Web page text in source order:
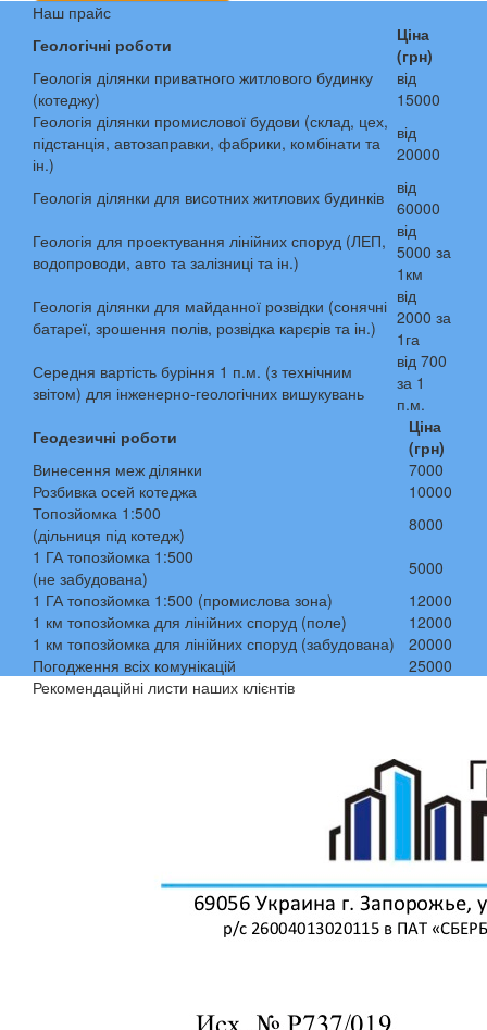
Наш прайс
Геологічні роботи
Ціна
(грн)
Геологія ділянки приватного житлового будинку
(котеджу)
від
15000
Геологія ділянки промислової будови (склад, цех,
підстанція, автозаправки, фабрики, комбінати та
ін.)
від
20000
Геологія ділянки для висотних житлових будинків
від
60000
Геологія для проектування лінійних споруд (ЛЕП,
водопроводи, авто та залізниці та ін.)
від
5000 за
1км
Геологія ділянки для майданної розвідки (сонячні
батареї, зрошення полів, розвідка карєрів та ін.)
від
2000 за
1га
Середня вартість буріння 1 п.м. (з технічним
звітом) для інженерно-геологічних вишукувань
від 700
за 1
п.м.
Геодезичні роботи
Ціна
(грн)
Винесення меж ділянки
7000
Розбивка осей котеджа
10000
Топозйомка 1:500
(дільниця під котедж)
8000
1 ГА топозйомка 1:500
(не забудована)
5000
1 ГА топозйомка 1:500 (промислова зона)
12000
1 км топозйомка для лінійних споруд (поле)
12000
1 км топозйомка для лінійних споруд (забудована)
20000
Погодження всіх комунікацій
25000
Рекомендаційні листи наших клієнтів